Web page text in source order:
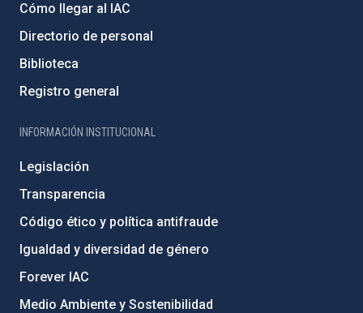
Cómo llegar al IAC
Directorio de personal
Biblioteca
Registro general
INFORMACIÓN INSTITUCIONAL
Legislación
Transparencia
Código ético y política antifraude
Igualdad y diversidad de género
Forever IAC
Medio Ambiente y Sostenibilidad